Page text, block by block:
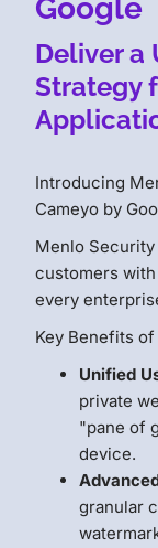
Google
Deliver a
Strategy
Introducing
Cameyo by
Menlo Security
customers
every
Key Benefits
Unified
private
"pane of
device.
granular